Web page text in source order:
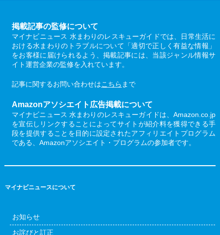
掲載記事の監修について
マイナビニュース 水まわりのレスキューガイドでは、日常生活に
おける水まわりのトラブルについて「適切で正しく有益な情報」
をお客様に届けられるよう、掲載記事には、当該ジャンル情報サ
イト運営企業の監修を入れています。
記事に関するお問い合わせはこちら まで
Amazonアソシエイト広告掲載について
マイナビニュース 水まわりのレスキューガイドは、Amazon.co.jp
を宣伝しリンクすることによってサイトが紹介料を獲得できる手
段を提供することを目的に設定されたアフィリエイトプログラム
である、Amazonアソシエイト・プログラムの参加者です。
マイナビニュースについて
お知らせ
お詫びと訂正